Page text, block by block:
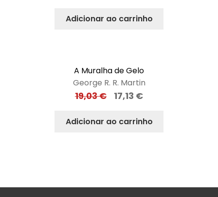
Adicionar ao carrinho
A Muralha de Gelo
George R. R. Martin
19,03€ 17,13 €
Adicionar ao carrinho